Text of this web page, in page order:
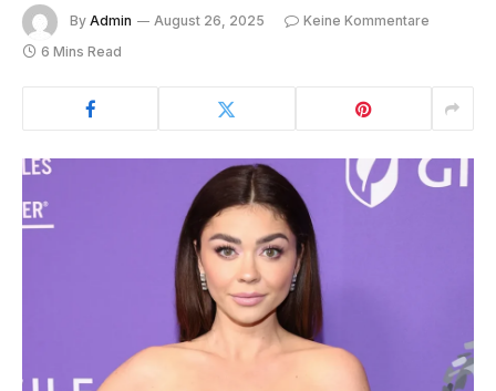
By Admin August 26, 2025
Keine Kommentare
6 Mins Read